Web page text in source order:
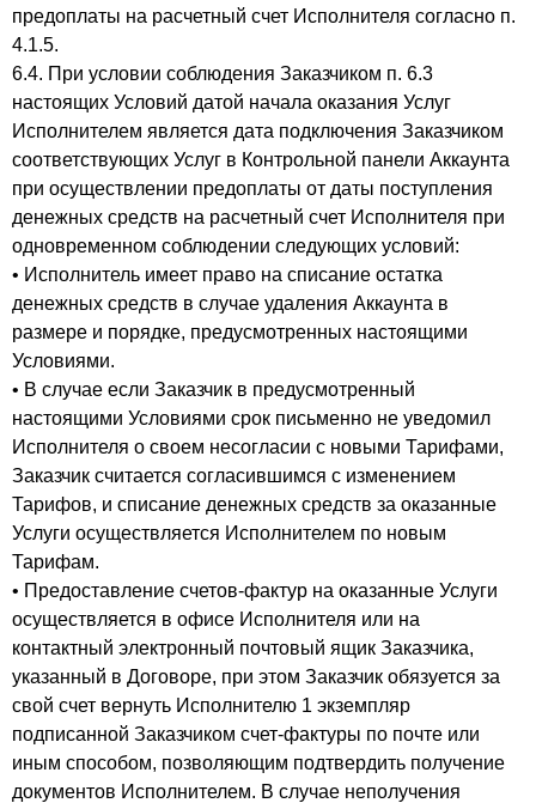
предоплаты на расчетный счет Исполнителя согласно п.
4.1.5.
6.4. При условии соблюдения Заказчиком п. 6.3
настоящих Условий датой начала оказания Услуг
Исполнителем является дата подключения Заказчиком
соответствующих Услуг в Контрольной панели Аккаунта
при осуществлении предоплаты от даты поступления
денежных средств на расчетный счет Исполнителя при
одновременном соблюдении следующих условий:
• Исполнитель имеет право на списание остатка
денежных средств в случае удаления Аккаунта в
размере и порядке, предусмотренных настоящими
Условиями.
• В случае если Заказчик в предусмотренный
настоящими Условиями срок письменно не уведомил
Исполнителя о своем несогласии с новыми Тарифами,
Заказчик считается согласившимся с изменением
Тарифов, и списание денежных средств за оказанные
Услуги осуществляется Исполнителем по новым
Тарифам.
• Предоставление счетов-фактур на оказанные Услуги
осуществляется в офисе Исполнителя или на
контактный электронный почтовый ящик Заказчика,
указанный в Договоре, при этом Заказчик обязуется за
свой счет вернуть Исполнителю 1 экземпляр
подписанной Заказчиком счет-фактуры по почте или
иным способом, позволяющим подтвердить получение
документов Исполнителем. В случае неполучения